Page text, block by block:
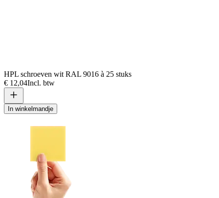
HPL schroeven wit RAL 9016 à 25 stuks
€ 12,04Incl. btw
In winkelmandje